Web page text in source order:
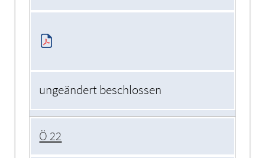
ungeändert beschlossen
Ö 22